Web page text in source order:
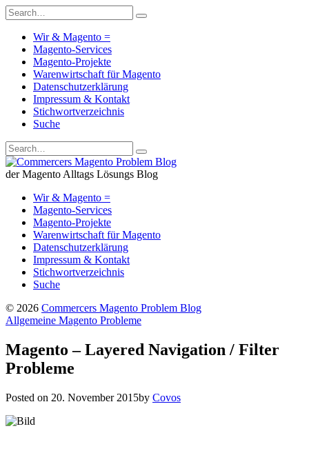
Wir & Magento =
Magento-Services
Magento-Projekte
Warenwirtschaft für Magento
Datenschutzerklärung
Impressum & Kontakt
Stichwortverzeichnis
Suche
der Magento Alltags Lösungs Blog
Wir & Magento =
Magento-Services
Magento-Projekte
Warenwirtschaft für Magento
Datenschutzerklärung
Impressum & Kontakt
Stichwortverzeichnis
Suche
© 2026 Commercers Magento Problem Blog
Allgemeine Magento Probleme
Magento – Layered Navigation / Filter
Probleme
Posted on 20. November 2015by Covos